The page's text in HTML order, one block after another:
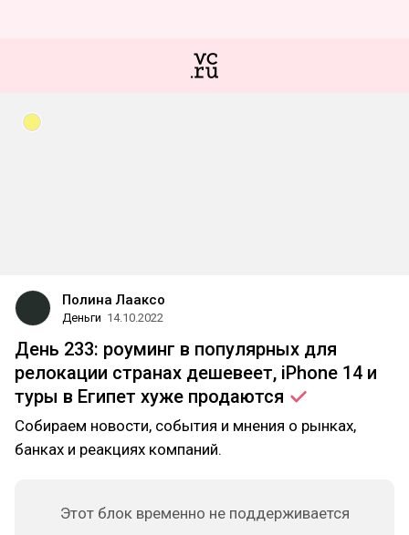
Полина Лааксо
Деньги 14.10.2022
День 233: роуминг в популярных для
релокации странах дешевеет, iPhone 14 и
туры в Египет хуже продаются
Собираем новости, события и мнения о рынках,
банках и реакциях компаний.
Этот блок временно не поддерживается